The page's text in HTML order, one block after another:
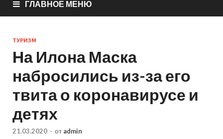
ГЛАВНОЕ МЕНЮ
ТУРИЗМ
На Илона Маска
набросились из-за его
твита о коронавирусе и
детях
21.03.2020 - от admin